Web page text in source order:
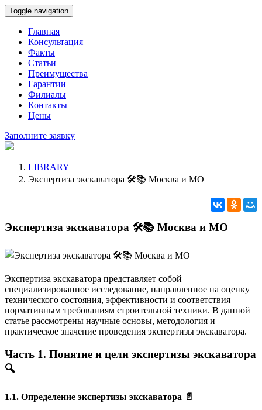
Toggle navigation
Главная
Консультация
Факты
Статьи
Преимущества
Гарантии
Филиалы
Контакты
Цены
Заполните заявку
LIBRARY
Экспертиза экскаватора 🛠️📚 Москва и МО
Экспертиза экскаватора 🛠️📚 Москва и МО
Экспертиза экскаватора представляет собой
специализированное исследование, направленное на оценку
технического состояния, эффективности и соответствия
нормативным требованиям строительной техники. В данной
статье рассмотрены научные основы, методология и
практическое значение проведения экспертизы экскаватора.
Часть 1. Понятие и цели экспертизы экскаватора
🔍
1.1. Определение экспертизы экскаватора 📄